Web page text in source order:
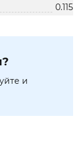
0.115
и